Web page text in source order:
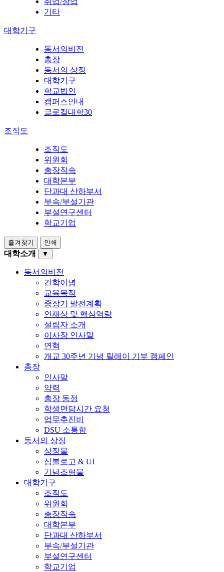
기타
대학기구
동서의비전
총장
동서의 상징
대학기구
학교법인
캠퍼스안내
글로컬대학30
조직도
조직도
위원회
총장직속
대학본부
단과대 산하부서
부속/부설기관
부설연구센터
학교기업
즐겨찾기 인쇄
대학소개 ▼
동서의비전
건학이념
교육목적
중장기 발전계획
인재상 및 핵심역량
설립자 소개
이사장 인사말
연혁
개교 30주년 기념 릴레이 기부 캠페인
총장
인사말
약력
총장 동정
학생면담시간 요청
업무추진비
DSU 소통함
동서의 상징
상징물
심볼로고 & UI
기념조형물
대학기구
조직도
위원회
총장직속
대학본부
단과대 산하부서
부속/부설기관
부설연구센터
학교기업